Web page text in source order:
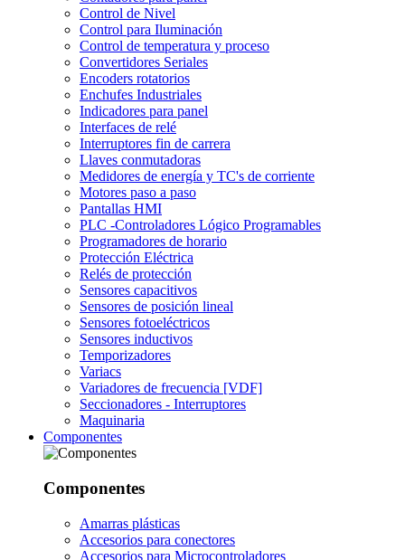
Control de Nivel
Control para Iluminación
Control de temperatura y proceso
Convertidores Seriales
Encoders rotatorios
Enchufes Industriales
Indicadores para panel
Interfaces de relé
Interruptores fin de carrera
Llaves conmutadoras
Medidores de energía y TC's de corriente
Motores paso a paso
Pantallas HMI
PLC -Controladores Lógico Programables
Programadores de horario
Protección Eléctrica
Relés de protección
Sensores capacitivos
Sensores de posición lineal
Sensores fotoeléctricos
Sensores inductivos
Temporizadores
Variacs
Variadores de frecuencia [VDF]
Seccionadores - Interruptores
Maquinaria
Componentes
Componentes
Amarras plásticas
Accesorios para conectores
Accesorios para Microcontroladores